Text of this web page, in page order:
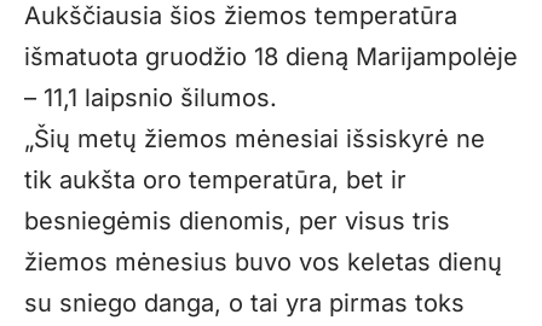
Aukščiausia šios žiemos temperatūra
išmatuota gruodžio 18 dieną Marijampolėje
– 11,1 laipsnio šilumos.
„Šių metų žiemos mėnesiai išsiskyrė ne
tik aukšta oro temperatūra, bet ir
besniegėmis dienomis, per visus tris
žiemos mėnesius buvo vos keletas dienų
su sniego danga, o tai yra pirmas toks